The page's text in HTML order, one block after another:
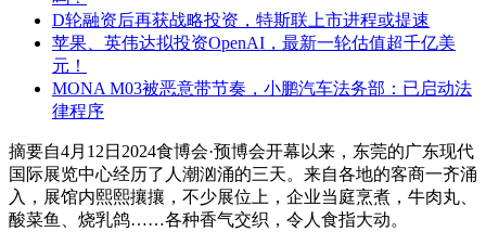
D轮融资后再获战略投资，特斯联上市进程或提速
苹果、英伟达拟投资OpenAI，最新一轮估值超千亿美
元！
MONA M03被恶意带节奏，小鹏汽车法务部：已启动法
律程序
摘要自4月12日2024食博会·预博会开幕以来，东莞的广东现代
国际展览中心经历了人潮汹涌的三天。来自各地的客商一齐涌
入，展馆内熙熙攘攘，不少展位上，企业当庭烹煮，牛肉丸、
酸菜鱼、烧乳鸽……各种香气交织，令人食指大动。